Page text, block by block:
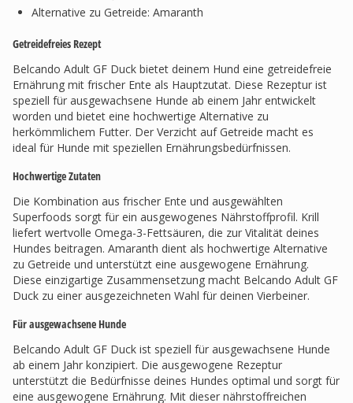
Alternative zu Getreide: Amaranth
Getreidefreies Rezept
Belcando Adult GF Duck bietet deinem Hund eine getreidefreie
Ernährung mit frischer Ente als Hauptzutat. Diese Rezeptur ist
speziell für ausgewachsene Hunde ab einem Jahr entwickelt
worden und bietet eine hochwertige Alternative zu
herkömmlichem Futter. Der Verzicht auf Getreide macht es
ideal für Hunde mit speziellen Ernährungsbedürfnissen.
Hochwertige Zutaten
Die Kombination aus frischer Ente und ausgewählten
Superfoods sorgt für ein ausgewogenes Nährstoffprofil. Krill
liefert wertvolle Omega-3-Fettsäuren, die zur Vitalität deines
Hundes beitragen. Amaranth dient als hochwertige Alternative
zu Getreide und unterstützt eine ausgewogene Ernährung.
Diese einzigartige Zusammensetzung macht Belcando Adult GF
Duck zu einer ausgezeichneten Wahl für deinen Vierbeiner.
Für ausgewachsene Hunde
Belcando Adult GF Duck ist speziell für ausgewachsene Hunde
ab einem Jahr konzipiert. Die ausgewogene Rezeptur
unterstützt die Bedürfnisse deines Hundes optimal und sorgt für
eine ausgewogene Ernährung. Mit dieser nährstoffreichen